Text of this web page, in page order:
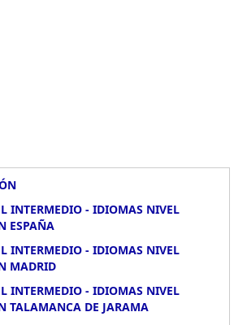
INTERMEDIO - IDIOMAS NIVEL
ESPAÑA
INTERMEDIO - IDIOMAS NIVEL
MADRID
INTERMEDIO - IDIOMAS NIVEL
TALAMANCA DE JARAMA